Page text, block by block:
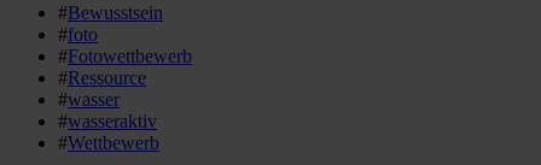
#Bewusstsein
#foto
#Fotowettbewerb
#Ressource
#wasser
#wasseraktiv
#Wettbewerb